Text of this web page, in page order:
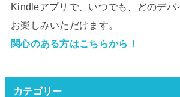
Kindleアプリで、いつでも、どのデバ
お楽しみいただけます。
関心のある方はこちらから！
カテゴリー